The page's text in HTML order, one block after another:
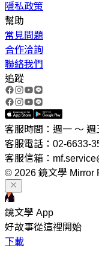
隱私政策
幫助
常見問題
合作洽詢
聯絡我們
追蹤
客服時間：週一 ～ 週
客服電話：02-6633-
客服信箱：
© 2026 鏡文學 Mirror
鏡文學 App
好故事從這裡開始
下載